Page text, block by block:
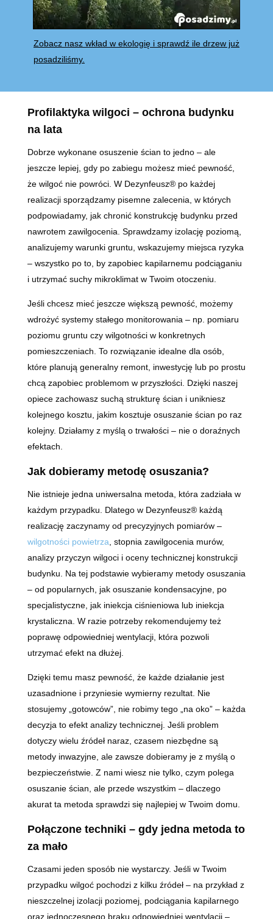
Zobacz nasz wkład w ekologię i sprawdź ile drzew już
posadziliśmy.
Profilaktyka wilgoci – ochrona budynku
na lata
Dobrze wykonane osuszenie ścian to jedno – ale
jeszcze lepiej, gdy po zabiegu możesz mieć pewność,
że wilgoć nie powróci. W Dezynfeusz® po każdej
realizacji sporządzamy pisemne zalecenia, w których
podpowiadamy, jak chronić konstrukcję budynku przed
nawrotem zawilgocenia. Sprawdzamy izolację poziomą,
analizujemy warunki gruntu, wskazujemy miejsca ryzyka
– wszystko po to, by zapobiec kapilarnemu podciąganiu
i utrzymać suchy mikroklimat w Twoim otoczeniu.
Jeśli chcesz mieć jeszcze większą pewność, możemy
wdrożyć systemy stałego monitorowania – np. pomiaru
poziomu gruntu czy wilgotności w konkretnych
pomieszczeniach. To rozwiązanie idealne dla osób,
które planują generalny remont, inwestycję lub po prostu
chcą zapobiec problemom w przyszłości. Dzięki naszej
opiece zachowasz suchą strukturę ścian i unikniesz
kolejnego kosztu, jakim kosztuje osuszanie ścian po raz
kolejny. Działamy z myślą o trwałości – nie o doraźnych
efektach.
Jak dobieramy metodę osuszania?
Nie istnieje jedna uniwersalna metoda, która zadziała w
każdym przypadku. Dlatego w Dezynfeusz® każdą
realizację zaczynamy od precyzyjnych pomiarów –
wilgotności powietrza , stopnia zawilgocenia murów,
analizy przyczyn wilgoci i oceny technicznej konstrukcji
budynku. Na tej podstawie wybieramy metody osuszania
– od popularnych, jak osuszanie kondensacyjne, po
specjalistyczne, jak iniekcja ciśnieniowa lub iniekcja
krystaliczna. W razie potrzeby rekomendujemy też
poprawę odpowiedniej wentylacji, która pozwoli
utrzymać efekt na dłużej.
Dzięki temu masz pewność, że każde działanie jest
uzasadnione i przyniesie wymierny rezultat. Nie
stosujemy „gotowców”, nie robimy tego „na oko” – każda
decyzja to efekt analizy technicznej. Jeśli problem
dotyczy wielu źródeł naraz, czasem niezbędne są
metody inwazyjne, ale zawsze dobieramy je z myślą o
bezpieczeństwie. Z nami wiesz nie tylko, czym polega
osuszanie ścian, ale przede wszystkim – dlaczego
akurat ta metoda sprawdzi się najlepiej w Twoim domu.
Połączone techniki – gdy jedna metoda to
za mało
Czasami jeden sposób nie wystarczy. Jeśli w Twoim
przypadku wilgoć pochodzi z kilku źródeł – na przykład z
nieszczelnej izolacji poziomej, podciągania kapilarnego
oraz jednoczesnego braku odpowiedniej wentylacji –